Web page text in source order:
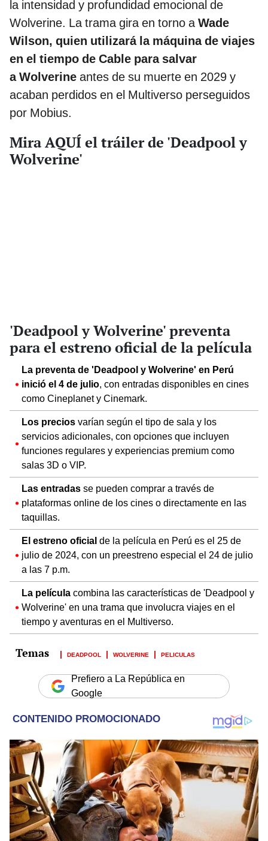
la intensidad y profundidad emocional de
Wolverine. La trama gira en torno aWade
Wilson, quien utilizará la máquina de viajes
en el tiempo de Cable para salvar
a Wolverine antes de su muerte en 2029 y
acaban perdidos en el Multiverso perseguidos
por Mobius.
Mira AQUÍ el tráiler de 'Deadpool y
Wolverine'
'Deadpool y Wolverine' preventa
para el estreno oficial de la película
La preventa de 'Deadpool y Wolverine' en Perú
inició el 4 de julio, con entradas disponibles en cines
como Cineplanet y Cinemark.
Los precios varían según el tipo de sala y los
servicios adicionales, con opciones que incluyen
funciones regulares y experiencias premium como
salas 3D o VIP.
Las entradas se pueden comprar a través de
plataformas online de los cines o directamente en las
taquillas.
El estreno oficial de la película en Perú es el 25 de
julio de 2024, con un preestreno especial el 24 de julio
a las 7 p.m.
La película combina las características de 'Deadpool y
Wolverine' en una trama que involucra viajes en el
tiempo y aventuras en el Multiverso.
DEADPOOL WOLVERINE PELICULAS
Prefiero a La República en
Google